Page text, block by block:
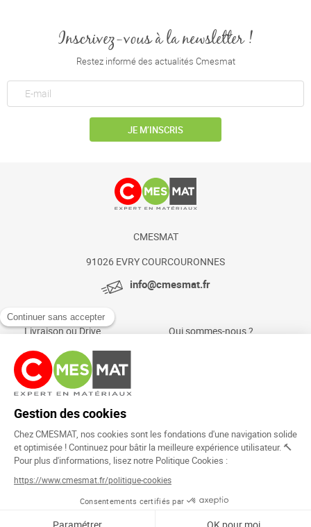
Inscrivez-vous à la newsletter !
Restez informé des actualités Cmesmat
JE M’INSCRIS
CMESMAT
91026 EVRY COURCOURONNES
info@cmesmat.fr
Livraison ou Drive
Paiement sécurisé
Foire aux questions
Qui sommes-nous ?
Rejoignez la
communauté !
Copyright © 2024.